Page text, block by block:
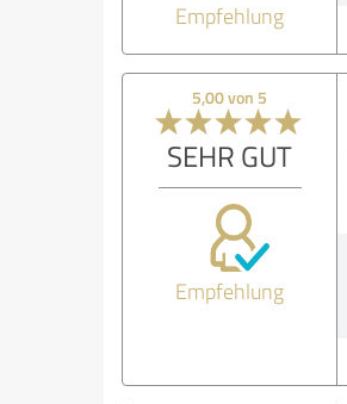
Empfehlung
5,00 von 5
SEHR GUT
Empfehlung